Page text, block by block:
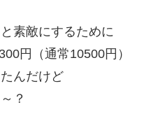
素敵にするために
円（通常10500円）
んだけど
？